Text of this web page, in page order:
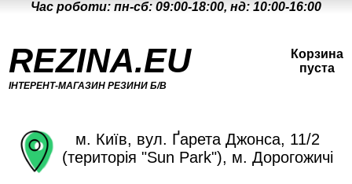
Час роботи: пн-сб: 09:00-18:00, нд: 10:00-16:00
REZINA.EU
ІНТЕРЕНТ-МАГАЗИН РЕЗИНИ Б/В
м. Київ, вул. Ґарета Джонса, 11/2
(територія "Sun Park"), м. Дорогожичі
Корзина
пуста